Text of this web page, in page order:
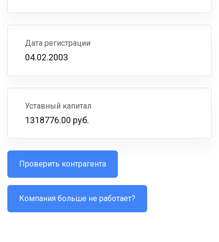
Дата регистрации
04.02.2003
Уставный капитал
1318776.00 руб.
Проверить контрагента
Компания больше не работает?